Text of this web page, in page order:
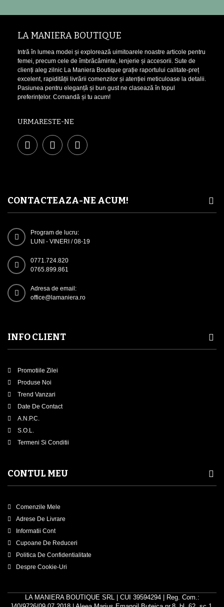
LA MANIERA BOUTIQUE
Intră în lumea modei și explorează uimitoarele noastre articole pentru
femei, precum cele de îmbrăcăminte, lenjerie și accesorii. Sute de
clienți aleg zilnic La Maniera Boutique grație raportului calitate-preț
excelent, rapidității livrării comenzilor și atenției meticuloase la detalii.
Pasiunea pentru eleganță și bun gust ne clasează în topul
preferințelor. Comandă și tu acum!
URMARESTE-NE
CONTACTEAZA-NE ACUM!
Program de lucru:
LUNI - VINERI / 08-19
0771.724.820
0765.899.861
Adresa de email:
office@lamaniera.ro
INFO CLIENT
Promotiile Zilei
Produse Noi
Trend Vanzari
Date De Contact
A.N.P.C.
S.O.L.
Termeni Si Conditii
CONTUL MEU
Comenzile Mele
Adrese De Livrare
Informatii Cont
Cupoane De Reduceri
Politica De Confidentialitate
Despre Cookie-Uri
LA MANIERA BOUTIQUE SRL | CUI 39594294 | Reg. Com.: